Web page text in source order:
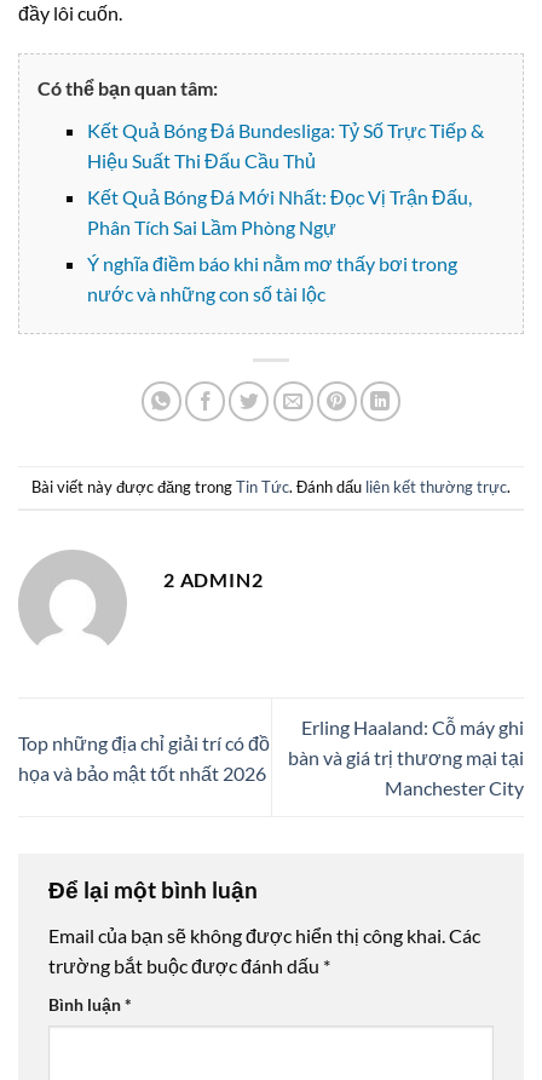
đầy lôi cuốn.
Có thể bạn quan tâm:
Kết Quả Bóng Đá Bundesliga: Tỷ Số Trực Tiếp &
Hiệu Suất Thi Đấu Cầu Thủ
Kết Quả Bóng Đá Mới Nhất: Đọc Vị Trận Đấu,
Phân Tích Sai Lầm Phòng Ngự
Ý nghĩa điềm báo khi nằm mơ thấy bơi trong
nước và những con số tài lộc
Bài viết này được đăng trongTin Tức. Đánh dấu liên kết thường trực.
2 ADMIN2
Top những địa chỉ giải trí có đồ
họa và bảo mật tốt nhất 2026
Erling Haaland: Cỗ máy ghi
bàn và giá trị thương mại tại
Manchester City
Để lại một bình luận
Email của bạn sẽ không được hiển thị công khai.Các
trường bắt buộc được đánh dấu *
Bình luận*